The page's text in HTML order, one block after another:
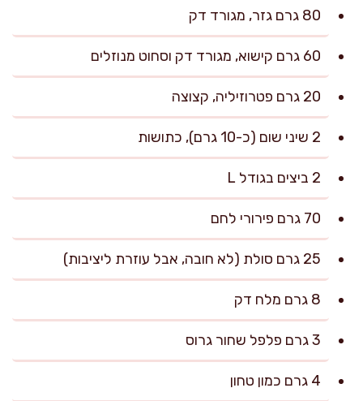
80 גרם גזר, מגורד דק
60 גרם קישוא, מגורד דק וסחוט מנוזלים
20 גרם פטרוזיליה, קצוצה
2 שיני שום (כ-10 גרם), כתושות
2 ביצים בגודל L
70 גרם פירורי לחם
25 גרם סולת (לא חובה, אבל עוזרת ליציבות)
8 גרם מלח דק
3 גרם פלפל שחור גרוס
4 גרם כמון טחון